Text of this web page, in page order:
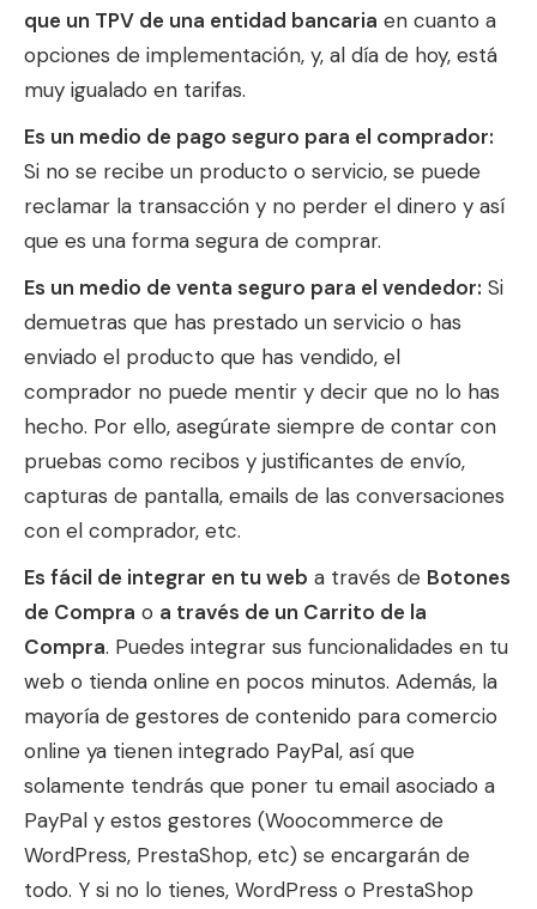
que un TPV de una entidad bancaria en cuanto a
opciones de implementación, y, al día de hoy, está
muy igualado en tarifas.
Es un medio de pago seguro para el comprador:
Si no se recibe un producto o servicio, se puede
reclamar la transacción y no perder el dinero y así
que es una forma segura de comprar.
Es un medio de venta seguro para el vendedor: Si
demuetras que has prestado un servicio o has
enviado el producto que has vendido, el
comprador no puede mentir y decir que no lo has
hecho. Por ello, asegúrate siempre de contar con
pruebas como recibos y justificantes de envío,
capturas de pantalla, emails de las conversaciones
con el comprador, etc.
Es fácil de integrar en tu web a través de Botones
de Compra o a través de un Carrito de la
Compra. Puedes integrar sus funcionalidades en tu
web o tienda online en pocos minutos. Además, la
mayoría de gestores de contenido para comercio
online ya tienen integrado PayPal, así que
solamente tendrás que poner tu email asociado a
PayPal y estos gestores (Woocommerce de
WordPress, PrestaShop, etc) se encargarán de
todo. Y si no lo tienes, WordPress o PrestaShop